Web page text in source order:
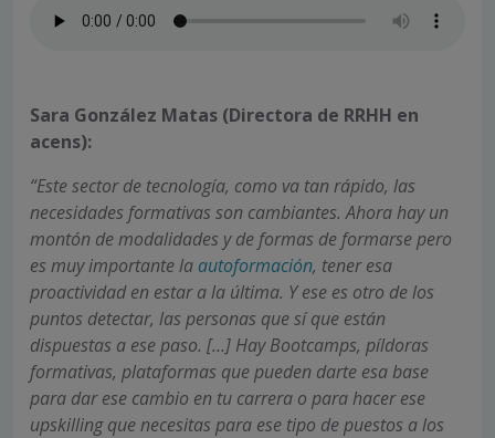
Sara González Matas (Directora de RRHH en
acens):
“Este sector de tecnología, como va tan rápido, las
necesidades formativas son cambiantes. Ahora hay un
montón de modalidades y de formas de formarse pero
es muy importante la autoformación, tener esa
proactividad en estar a la última. Y ese es otro de los
puntos detectar, las personas que sí que están
dispuestas a ese paso. […] Hay Bootcamps, píldoras
formativas, plataformas que pueden darte esa base
para dar ese cambio en tu carrera o para hacer ese
upskilling que necesitas para ese tipo de puestos a los